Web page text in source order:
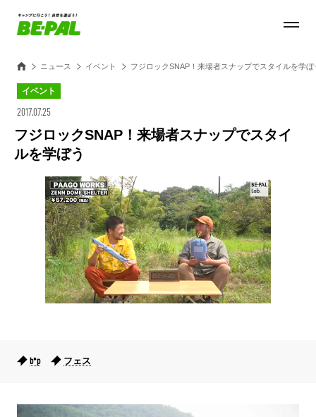
ニュース イベント フジロックSNAP！来場者スナップでスタイルを学ぼ
イベント
2017.07.25
フジロックSNAP！来場者スナップでスタイ
ルを学ぼう
b*p フェス